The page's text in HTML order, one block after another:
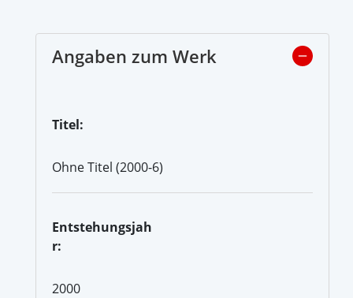
Angaben zum Werk
Titel:
Ohne Titel (2000-6)
Entstehungsjah
r:
2000